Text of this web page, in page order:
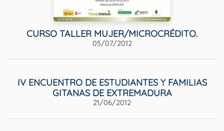
CURSO TALLER MUJER/MICROCRÉDITO.
05/07/2012
IV ENCUENTRO DE ESTUDIANTES Y FAMILIAS
GITANAS DE EXTREMADURA
21/06/2012